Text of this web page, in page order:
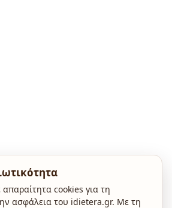
cookies για τη
ασφάλεια του idietera.gr. Με τη